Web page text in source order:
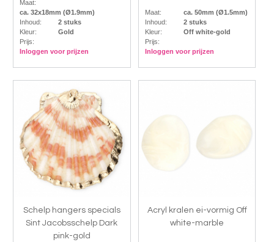
Maat:
ca. 32x18mm (Ø1.9mm)
Inhoud:
2 stuks
Kleur:
Gold
Prijs:
Inloggen voor prijzen
Maat:
ca. 50mm (Ø1.5mm)
Inhoud:
2 stuks
Kleur:
Off white-gold
Prijs:
Inloggen voor prijzen
Schelp hangers specials
Sint Jacobsschelp Dark
pink-gold
Acryl kralen ei-vormig Off
white-marble